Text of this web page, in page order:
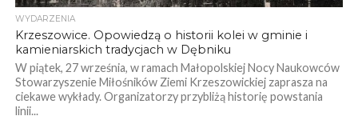
WYDARZENIA
Krzeszowice. Opowiedzą o historii kolei w gminie i
kamieniarskich tradycjach w Dębniku
W piątek, 27 września, w ramach Małopolskiej Nocy Naukowców
Stowarzyszenie Miłośników Ziemi Krzeszowickiej zaprasza na
ciekawe wykłady. Organizatorzy przybliżą historię powstania
linii...